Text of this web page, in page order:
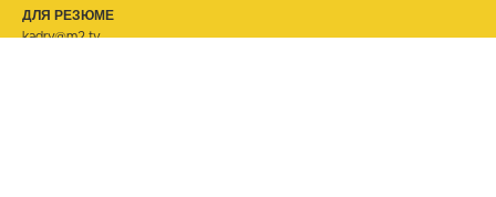
ДЛЯ РЕЗЮМЕ
kadry@m2.tv